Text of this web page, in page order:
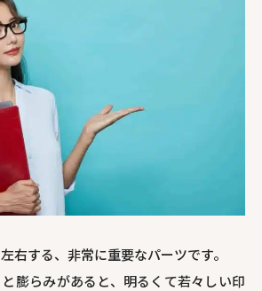
右する、非常に重要なパーツです。
膨らみがあると、明るくて若々しい印